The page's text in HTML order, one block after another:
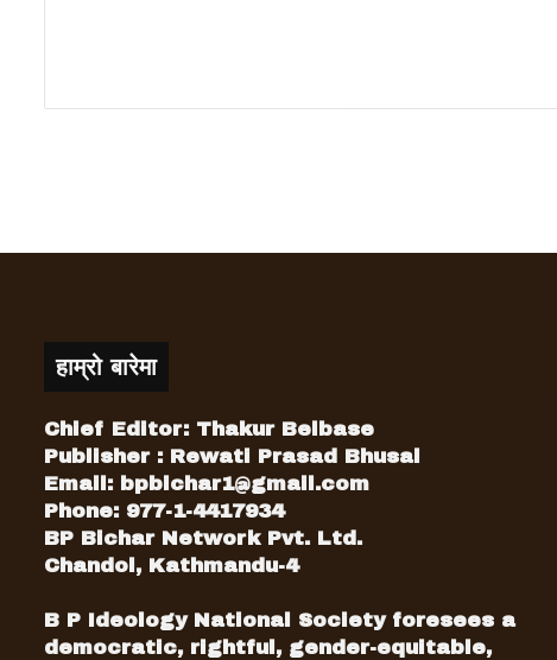
हाम्रो बारेमा
Chief Editor: Thakur Belbase
Publisher : Rewati Prasad Bhusal
Email: bpbichar1@gmail.com
Phone: 977-1-4417934
BP Bichar Network Pvt. Ltd.
Chandol, Kathmandu-4
B P Ideology National Society foresees a
democratic, rightful, gender-equitable,